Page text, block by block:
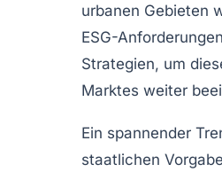
urbanen Gebieten
ESG-Anforderungen
Strategien, um
Marktes weiter
Ein spannender
staatlichen